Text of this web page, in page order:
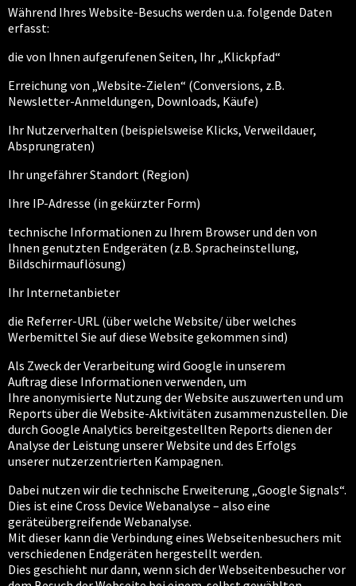
Während Ihres Website-Besuchs werden u.a. folgende Daten
erfasst:
die von Ihnen aufgerufenen Seiten, Ihr „Klickpfad“
Erreichung von „Website-Zielen“ (Conversions, z.B.
Newsletter-Anmeldungen, Downloads, Käufe)
Ihr Nutzerverhalten (beispielsweise Klicks, Verweildauer,
Absprungraten)
Ihr ungefährer Standort (Region)
Ihre IP-Adresse (in gekürzter Form)
technische Informationen zu Ihrem Browser und den von
Ihnen genutzten Endgeräten (z.B. Spracheinstellung,
Bildschirmauflösung)
Ihr Internetanbieter
die Referrer-URL (über welche Website/ über welches
Werbemittel Sie auf diese Website gekommen sind)
Als Zweck der Verarbeitung wird Google in unserem
Auftrag diese Informationen verwenden, um
Ihre anonymisierte Nutzung der Website auszuwerten und um
Reports über die Website-Aktivitäten zusammenzustellen. Die
durch Google Analytics bereitgestellten Reports dienen der
Analyse der Leistung unserer Website und des Erfolgs
unserer nutzerzentrierten Kampagnen.
Dabei nutzen wir die technische Erweiterung „Google Signals“.
Dies ist eine Cross Device Webanalyse – also eine
geräteübergreifende Webanalyse.
Mit dieser kann die Verbindung eines Webseitenbesuchers mit
verschiedenen Endgeräten hergestellt werden.
Dies geschieht nur dann, wenn sich der Webseitenbesucher vor